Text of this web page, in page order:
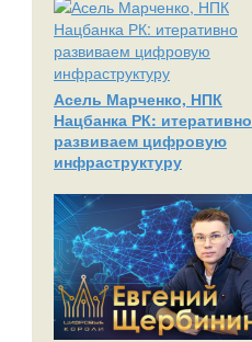
Асель Марченко, НПК
Нацбанка РК: итеративно
развиваем цифровую
инфраструктуру